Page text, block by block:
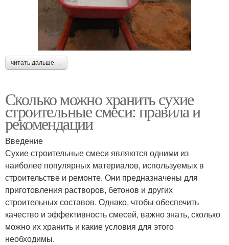
читать дальше →
Сколько можно хранить сухие
строительные смеси: правила и
рекомендации
Введение
Сухие строительные смеси являются одними из
наиболее популярных материалов, используемых в
строительстве и ремонте. Они предназначены для
приготовления растворов, бетонов и других
строительных составов. Однако, чтобы обеспечить
качество и эффективность смесей, важно знать, сколько
можно их хранить и какие условия для этого
необходимы.